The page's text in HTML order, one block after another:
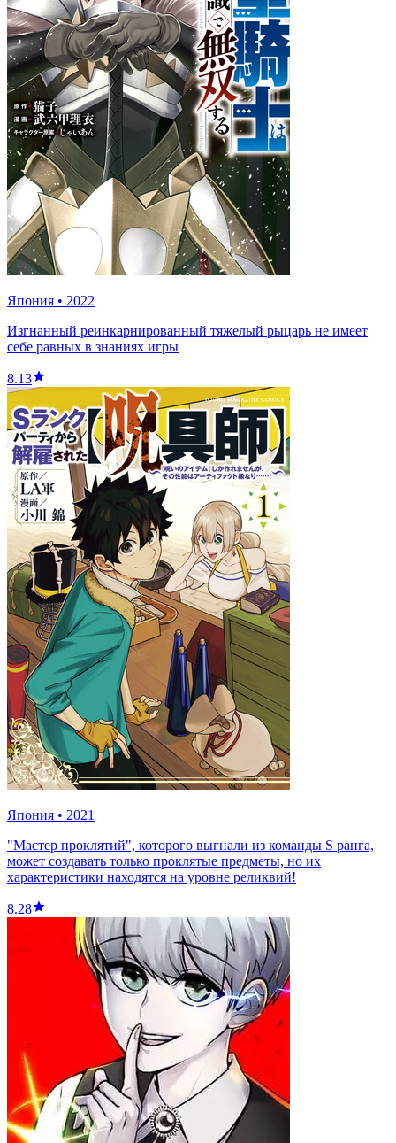
Япония • 2022
Изгнанный реинкарнированный тяжелый рыцарь не имеет
себе равных в знаниях игры
8.13
Япония • 2021
"Мастер проклятий", которого выгнали из команды S ранга,
может создавать только проклятые предметы, но их
характеристики находятся на уровне реликвий!
8.28